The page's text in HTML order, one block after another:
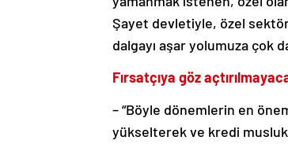
Şayet devletiyle, özel
dalgayı aşar yolumuza çok
Fırsatçıya göz
– “Böyle dönemlerin en
yükselterek ve kredi